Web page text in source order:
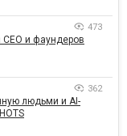
473
и фаундеров
362
людьми и AI-